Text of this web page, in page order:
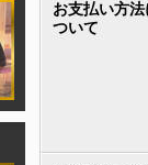
お支払い方法
ついて